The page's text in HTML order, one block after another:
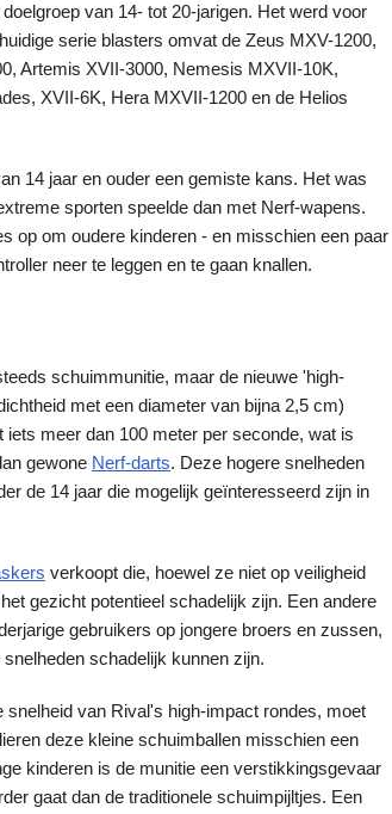
van 14- tot 20-jarigen. Het werd voor
serie blasters omvat de Zeus MXV-1200,
Artemis XVII-3000, Nemesis MXVII-10K,
XVII-6K, Hera MXVII-1200 en de Helios
14 jaar en ouder een gemiste kans. Het was
sporten speelde dan met Nerf-wapens.
op om oudere kinderen - en misschien een paar
neer te leggen en te gaan knallen.
schuimmunitie, maar de nieuwe 'high-
met een diameter van bijna 2,5 cm)
meer dan 100 meter per seconde, wat is
gewone Nerf-darts. Deze hogere snelheden
de 14 jaar die mogelijk geïnteresseerd zijn in
verkoopt die, hoewel ze niet op veiligheid
gezicht potentieel schadelijk zijn. Een andere
gebruikers op jongere broers en zussen,
schadelijk kunnen zijn.
van Rival's high-impact rondes, moet
deze kleine schuimballen misschien een
kinderen is de munitie een verstikkingsgevaar
gaat dan de traditionele schuimpijltjes. Een